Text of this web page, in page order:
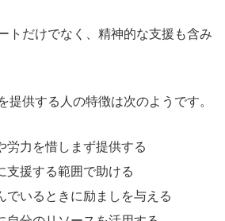
トだけでなく、精神的な支援も含み
提供する人の特徴は次のようです。
労力を惜しまず提供する
支援する範囲で助ける
でいるときに励ましを与える